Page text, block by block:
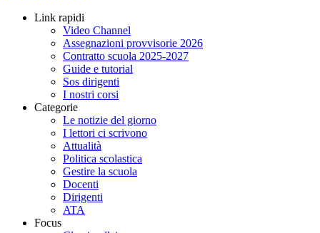
Link rapidi
Video Channel
Assegnazioni provvisorie 2026
Contratto scuola 2025-2027
Guide e tutorial
Sos dirigenti
I nostri corsi
Categorie
Le notizie del giorno
I lettori ci scrivono
Attualità
Politica scolastica
Gestire la scuola
Docenti
Dirigenti
ATA
Focus